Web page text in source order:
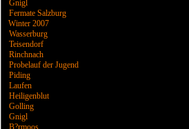
Gnigl
Fermate Salzburg
Winter 2007
Wasserburg
Teisendorf
Rinchnach
Probelauf der Jugend
Piding
Laufen
Heiligenblut
Golling
Gnigl
B?rmoos